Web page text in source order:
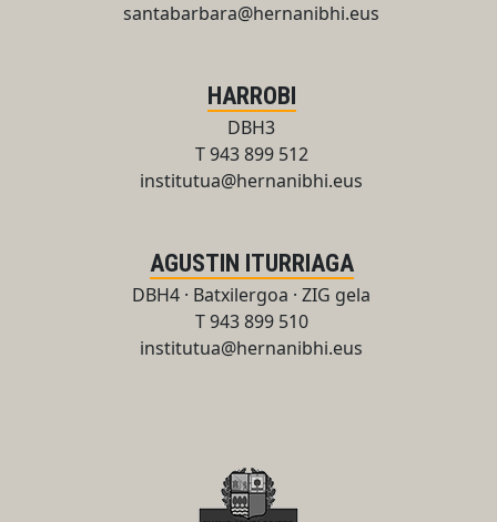
santabarbara@hernanibhi.eus
HARROBI
DBH3
T 943 899 512
institutua@hernanibhi.eus
AGUSTIN ITURRIAGA
DBH4 · Batxilergoa · ZIG gela
T 943 899 510
institutua@hernanibhi.eus